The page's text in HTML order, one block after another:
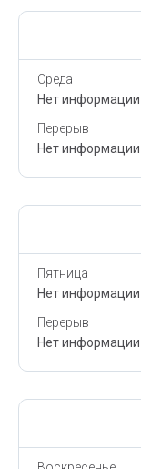
Среда
Нет информации
Перерыв
Нет информации
Пятница
Нет информации
Перерыв
Нет информации